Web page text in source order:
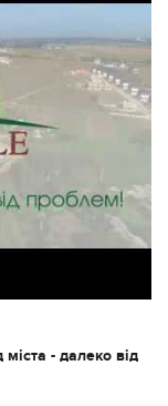
- далеко від